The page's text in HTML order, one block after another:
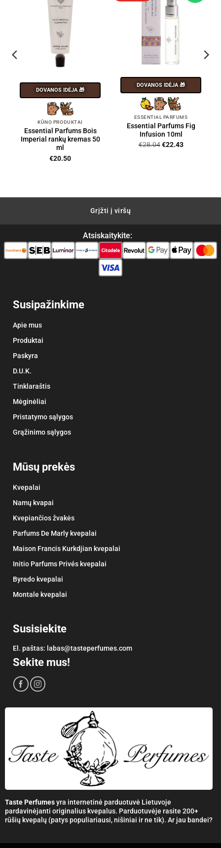
DOVANOS IDĖJA 🎁
KŪNO PRODUKTAI
Essential Parfums Bois
Imperial rankų kremas 50
ml
€20.50
DOVANOS IDĖJA 🎁
ESSENTIAL PARFUMS
Essential Parfums Fig
Infusion 10ml
€28.04 Original
€22.43Current
Grįžti į viršų
Atsiskaitykite:
Susipažinkime
Apie mus
Produktai
Paskyra
D.U.K.
Tinklaraštis
Mėginėliai
Pristatymo sąlygos
Grąžinimo sąlygos
Mūsų prekės
Kvepalai
Namų kvapai
Kvepiančios žvakės
Parfums De Marly kvepalai
Maison Francis Kurkdjian kvepalai
Initio Parfums Privés kvepalai
Byredo kvepalai
Montale kvepalai
Susisiekite
El. paštas: labas@tasteperfumes.com
Sekite mus!
Taste Perfumesyra internetinė parduotuvė Lietuvoje
pardavinėjanti originalius kvepalus. Parduotuvėje rasite 200+
rūšių kvepalų (patys populiariausi, nišiniai ir ne tik). Ar jau bandei?